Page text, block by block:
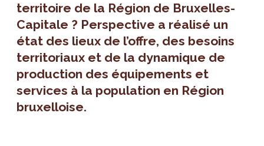
territoire de la Région de Bruxelles-
Capitale ? Perspective a réalisé un
état des lieux de l’offre, des besoins
territoriaux et de la dynamique de
production des équipements et
services à la population en Région
bruxelloise.